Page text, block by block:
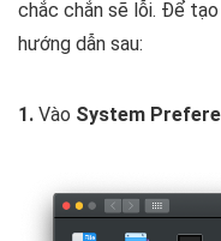
chắc chắn sẽ lỗi. Để
hướng dẫn sau:
1. Vào System